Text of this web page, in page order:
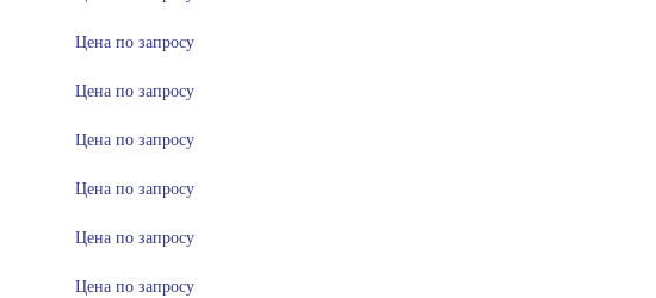
Цена по запросу
Цена по запросу
Цена по запросу
Цена по запросу
Цена по запросу
Цена по запросу